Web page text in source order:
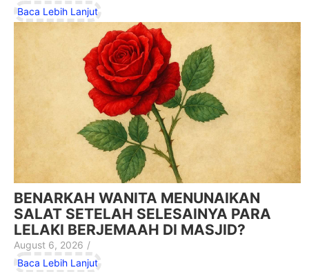
Baca Lebih Lanjut
BENARKAH WANITA MENUNAIKAN
SALAT SETELAH SELESAINYA PARA
LELAKI BERJEMAAH DI MASJID?
August 6, 2026 /
Baca Lebih Lanjut